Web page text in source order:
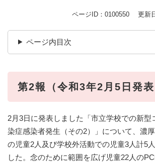
ページID：0100550 更新
ページ内目次
第2報（令和3年2月5日発表
2月3日に発表しました「市立学校での新型
染症感染者発生（その2）」について、濃
の児童2人及び学校外活動での児童3人計5
した。念のために範囲を広げ児童22人の